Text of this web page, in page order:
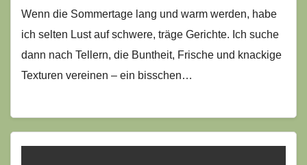
Wenn die Sommertage lang und warm werden, habe
ich selten Lust auf schwere, träge Gerichte. Ich suche
dann nach Tellern, die Buntheit, Frische und knackige
Texturen vereinen – ein bisschen…